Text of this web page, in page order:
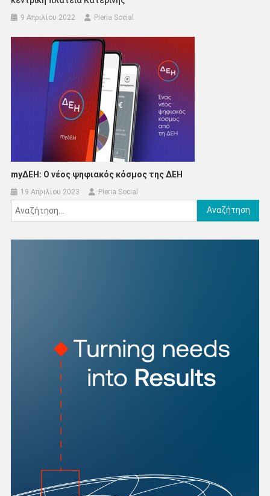
9 Απριλίου 2022 Pieria Social
myΔΕΗ: Ο νέος ψηφιακός κόσμος της ΔΕΗ
19 Απριλίου 2023 Pieria Social
Αναζήτηση
για: